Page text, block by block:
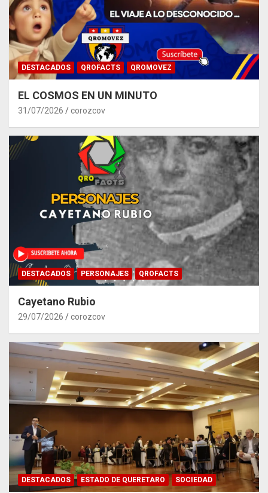
DESTACADOS QROFACTS QROMOVEZ
EL COSMOS EN UN MINUTO
31/07/2026 corozcov
DESTACADOS PERSONAJES QROFACTS
Cayetano Rubio
29/07/2026 corozcov
DESTACADOS ESTADO DE QUERETARO SOCIEDAD